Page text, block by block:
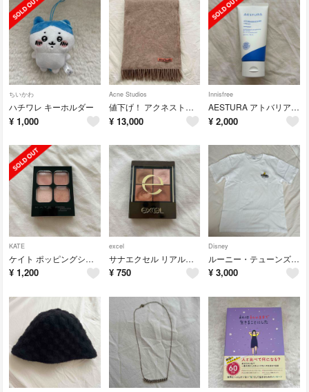
ちいかわ
ハチワレ キーホルダー
¥ 1,000
Acne Studios
値下げ！ アクネストゥディオズ マフラー 200×70cm
¥ 13,000
Innisfree
AESTURA アトバリア365クリーム 80ml
¥ 2,000
KATE
ケイト ポッピングシルエットシャドウOR-1 3.6g
¥ 1,200
excel
サナエクセル リアルクローズシャドウCX01
¥ 750
Disney
ルーニー・テューンズ Tシャツ
¥ 3,000